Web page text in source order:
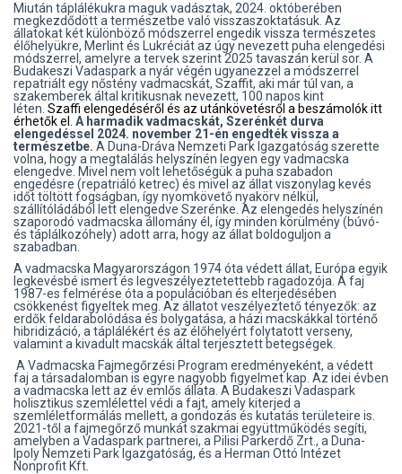
Miután táplálékukra maguk vadásztak, 2024. októberében
megkezdődött a természetbe való visszaszoktatásuk. Az
állatokat két különböző módszerrel engedik vissza természetes
élőhelyükre, Merlint és Lukréciát az úgy nevezett puha elengedési
módszerrel, amelyre a tervek szerint 2025 tavaszán kerül sor. A
Budakeszi Vadaspark a nyár végén ugyanezzel a módszerrel
repatriált egy nőstény vadmacskát, Szaffit, aki már túl van, a
szakemberek által kritikusnak nevezett, 100 napos kint
léten. Szaffi elengedéséről és az utánkövetésről a beszámolók itt
érhetők el.
A harmadik vadmacskát, Szerénkét durva
elengedéssel 2024. november 21-én engedték vissza a
természetbe. A Duna-Dráva Nemzeti Park Igazgatóság szerette
volna, hogy a megtalálás helyszínén legyen egy vadmacska
elengedve. Mivel nem volt lehetőségük a puha szabadon
engedésre (repatriáló ketrec) és mivel az állat viszonylag kevés
időt töltött fogságban, így nyomkövető nyakörv nélkül,
szállítóládából lett elengedve Szerénke. Az elengedés helyszínén
szaporodó vadmacska állomány él, így minden körülmény (búvó-
és táplálkozóhely) adott arra, hogy az állat boldoguljon a
szabadban.
A vadmacska Magyarországon 1974 óta védett állat, Európa egyik
legkevésbé ismert és legveszélyeztetettebb ragadozója. A faj
1987-es felmérése óta a populációban és elterjedésében
csökkenést figyeltek meg. Az állatot veszélyeztető tényezők: az
erdők feldarabolódása és bolygatása, a házi macskákkal történő
hibridizáció, a táplálékért és az élőhelyért folytatott verseny,
valamint a kivadult macskák által terjesztett betegségek.
A Vadmacska Fajmegőrzési Program eredményeként, a védett
faj a társadalomban is egyre nagyobb figyelmet kap. Az idei évben
a vadmacska lett az év emlős állata. A Budakeszi Vadaspark
holisztikus szemlélettel védi a fajt, amely kiterjed a
szemléletformálás mellett, a gondozás és kutatás területeire is.
2021-től a fajmegőrző munkát szakmai együttműködés segíti,
amelyben a Vadaspark partnerei, a Pilisi Parkerdő Zrt., a Duna-
Ipoly Nemzeti Park Igazgatóság, és a Herman Ottó Intézet
Nonprofit Kft.